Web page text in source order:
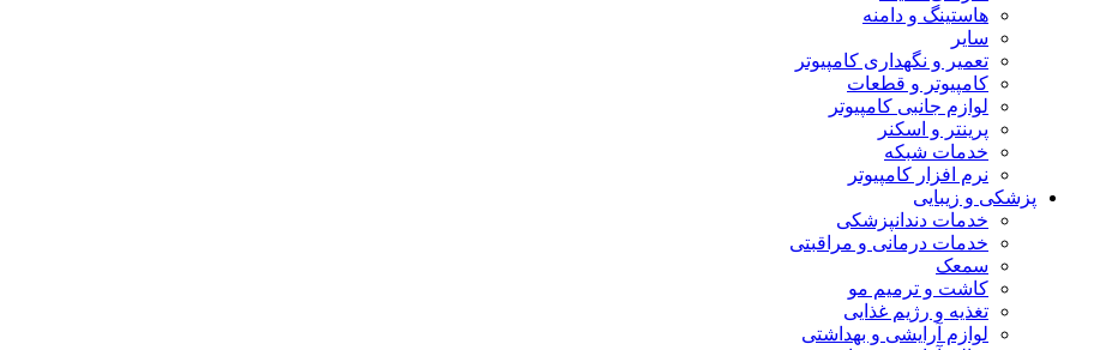
هاستینگ و دامنه
سایر
تعمیر و نگهداری کامپیوتر
کامپیوتر و قطعات
لوازم جانبی کامپیوتر
پرینتر و اسکنر
خدمات شبکه
نرم افزار کامپیوتر
پزشکی و زیبایی
خدمات دندانپزشکی
خدمات درمانی و مراقبتی
سمعک
کاشت و ترمیم مو
تغذیه و رژیم غذایی
لوازم آرایشی و بهداشتی